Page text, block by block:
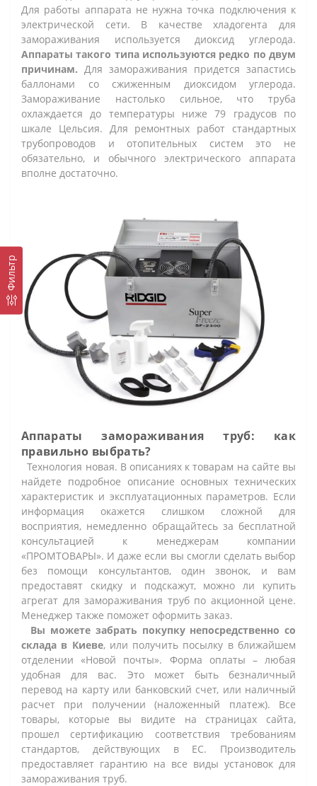
Фильтр
Для работы аппарата не нужна точка подключения к
электрической сети. В качестве хладогента для
замораживания используется диоксид углерода.
Аппараты такого типа используются редко по двум
причинам. Для замораживания придется запастись
баллонами со сжиженным диоксидом углерода.
Замораживание настолько сильное, что труба
охлаждается до температуры ниже 79 градусов по
шкале Цельсия. Для ремонтных работ стандартных
трубопроводов и отопительных систем это не
обязательно, и обычного электрического аппарата
вполне достаточно.
Аппараты замораживания труб: как
правильно выбрать?
Технология новая. В описаниях к товарам на сайте вы
найдете подробное описание основных технических
характеристик и эксплуатационных параметров. Если
информация окажется слишком сложной для
восприятия, немедленно обращайтесь за бесплатной
консультацией к менеджерам компании
«ПРОМТОВАРЫ». И даже если вы смогли сделать выбор
без помощи консультантов, один звонок, и вам
предоставят скидку и подскажут, можно ли купить
агрегат для замораживания труб по акционной цене.
Менеджер также поможет оформить заказ.
Вы можете забрать покупку непосредственно со
склада в Киеве, или получить посылку в ближайшем
отделении «Новой почты». Форма оплаты – любая
удобная для вас. Это может быть безналичный
перевод на карту или банковский счет, или наличный
расчет при получении (наложенный платеж). Все
товары, которые вы видите на страницах сайта,
прошел сертификацию соответствия требованиям
стандартов, действующих в ЕС. Производитель
предоставляет гарантию на все виды установок для
замораживания труб.